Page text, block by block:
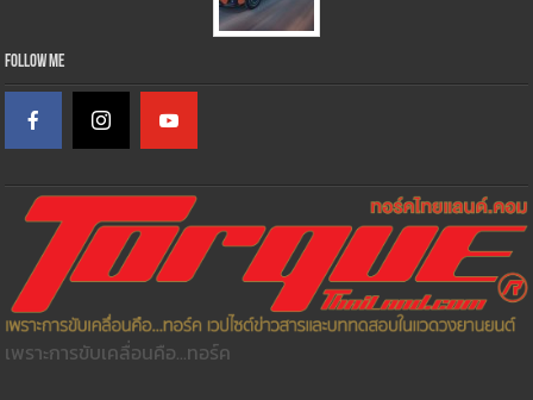
Follow Me
เพราะการขับเคลื่อนคือ...ทอร์ค